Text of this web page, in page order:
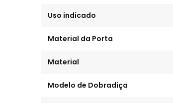
Uso indicado
Material da Porta
Material
Modelo de Dobradiça